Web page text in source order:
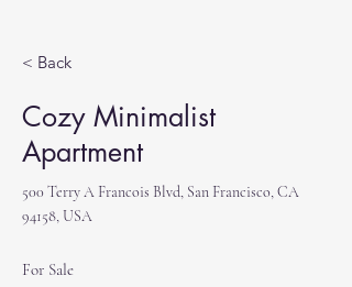
< Back
Cozy Minimalist
Apartment
500 Terry A Francois Blvd, San Francisco, CA
94158, USA
For Sale